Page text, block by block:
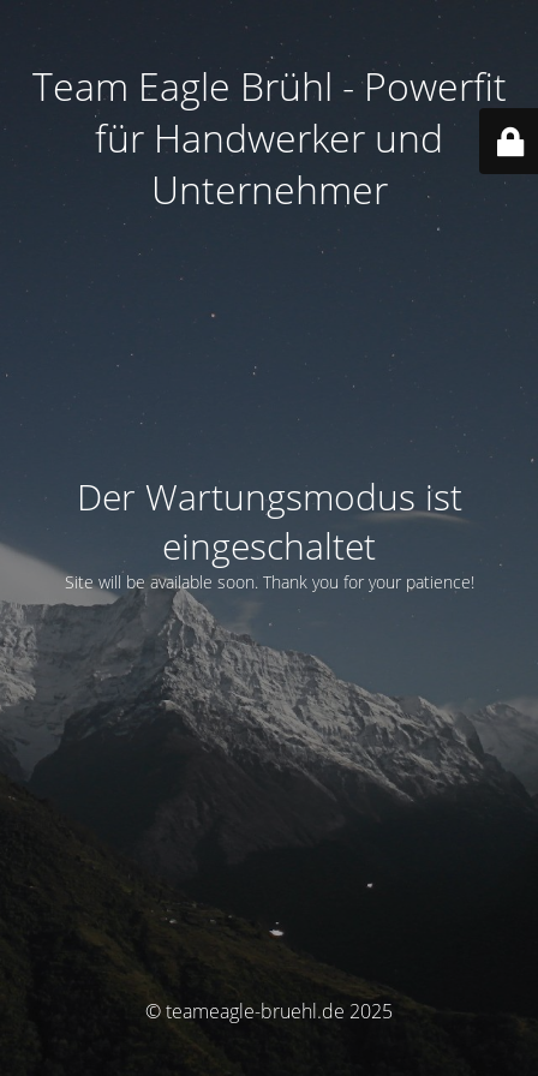
Team Eagle Brühl - Powerfit
für Handwerker und
Unternehmer
Der Wartungsmodus ist
eingeschaltet
Site will be available soon. Thank you for your patience!
© teameagle-bruehl.de 2025